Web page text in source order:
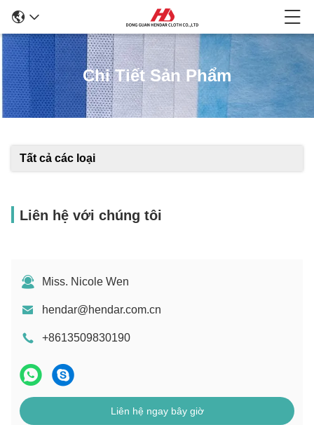
Chi Tiết Sản Phẩm
Tất cả các loại
Liên hệ với chúng tôi
Miss. Nicole Wen
hendar@hendar.com.cn
+8613509830190
Liên hệ ngay bây giờ